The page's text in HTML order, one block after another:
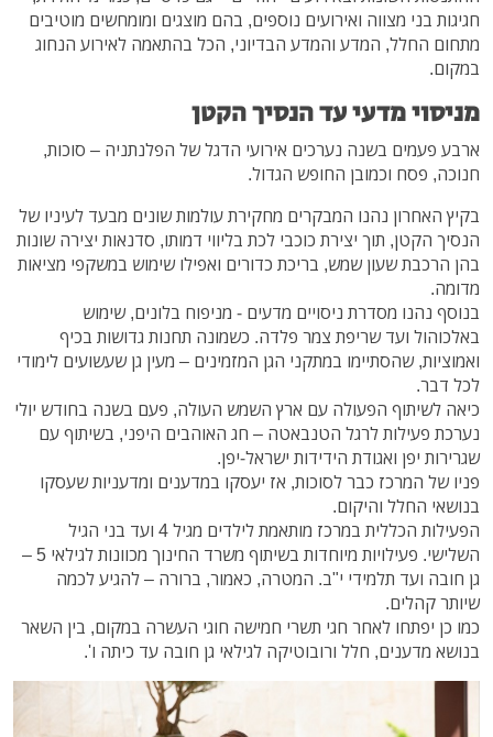
חגיגות בני מצווה ואירועים נוספים, בהם מוצגים ומומחשים מוטיבים
מתחום החלל, המדע והמדע הבדיוני, הכל בהתאמה לאירוע הנחוג
במקום.
מניסוי מדעי עד הנסיך הקטן
ארבע פעמים בשנה נערכים אירועי הדגל של הפלנתניה – סוכות,
חנוכה, פסח וכמובן החופש הגדול.
בקיץ האחרון נהנו המבקרים מחקירת עולמות שונים מבעד לעיניו של
הנסיך הקטן, תוך יצירת כוכבי לכת בליווי דמותו, סדנאות יצירה שונות
בהן הרכבת שעון שמש, בריכת כדורים ואפילו שימוש במשקפי מציאות
מדומה.
בנוסף נהנו מסדרת ניסויים מדעים - מניפוח בלונים, שימוש
באלכוהול ועד שריפת צמר פלדה. כשמונה תחנות גדושות בכיף
ואמוציות, שהסתיימו במתקני הגן המזמינים – מעין גן שעשועים לימודי
לכל דבר.
כיאה לשיתוף הפעולה עם ארץ השמש העולה, פעם בשנה בחודש יולי
נערכת פעילות לרגל הטנבאטה – חג האוהבים היפני, בשיתוף עם
שגרירות יפן ואגודת הידידות ישראל-יפן.
פניו של המרכז כבר לסוכות, אז יעסקו במדענים ומדעניות שעסקו
בנושאי החלל והיקום.
הפעילות הכללית במרכז מותאמת לילדים מגיל 4 ועד בני הגיל
השלישי. פעילויות מיוחדות בשיתוף משרד החינוך מכוונות לגילאי 5 –
גן חובה ועד תלמידי י"ב. המטרה, כאמור, ברורה – להגיע לכמה
שיותר קהלים.
כמו כן יפתחו לאחר חגי תשרי חמישה חוגי העשרה במקום, בין השאר
בנושא מדענים, חלל ורובוטיקה לגילאי גן חובה עד כיתה ו'.